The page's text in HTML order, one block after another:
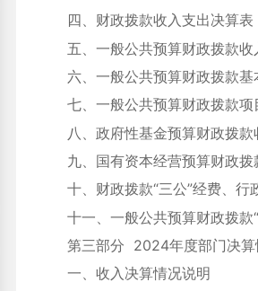
四、财政拨款收入支出决算表
五、一般公共预算财政拨款
六、一般公共预算财政拨款
七、一般公共预算财政拨款项
八、政府性基金预算财政拨
九、国有资本经营预算财政
十、财政拨款“三公”经费、
十一、一般公共预算财政拨款
第三部分 2024年度部门决算
一、收入决算情况说明